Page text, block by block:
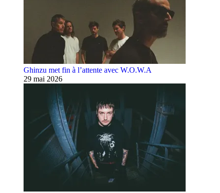
Ghinzu met fin à l’attente avec W.O.W.A
29 mai 2026